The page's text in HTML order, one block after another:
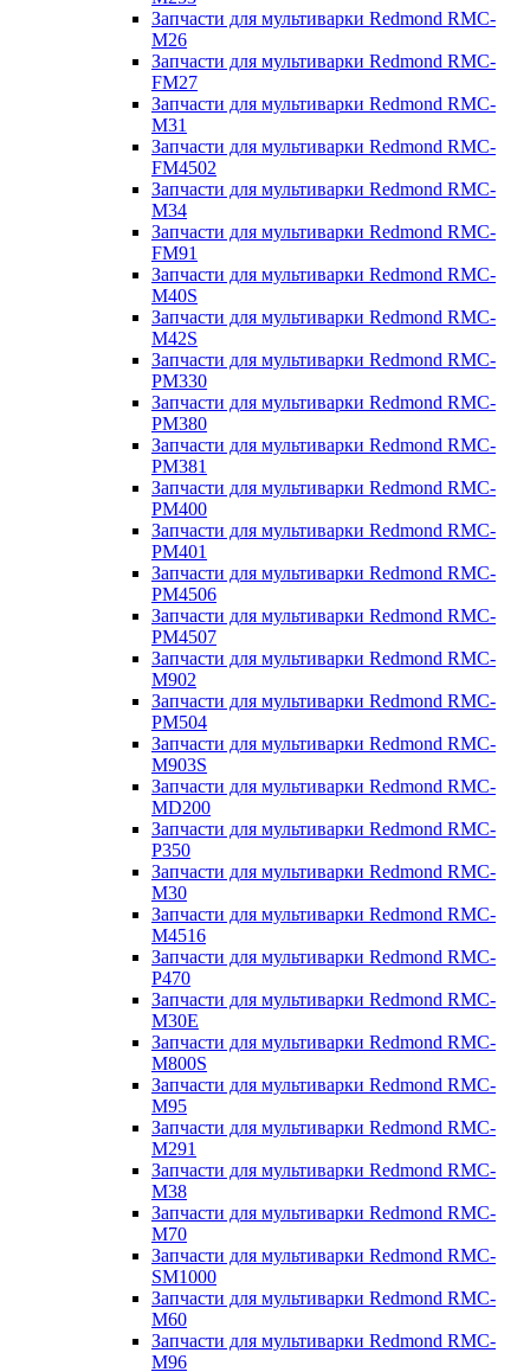
Запчасти для мультиварки Redmond RMC-
M26
Запчасти для мультиварки Redmond RMC-
FM27
Запчасти для мультиварки Redmond RMC-
M31
Запчасти для мультиварки Redmond RMC-
FM4502
Запчасти для мультиварки Redmond RMC-
M34
Запчасти для мультиварки Redmond RMC-
FM91
Запчасти для мультиварки Redmond RMC-
M40S
Запчасти для мультиварки Redmond RMC-
M42S
Запчасти для мультиварки Redmond RMC-
PM330
Запчасти для мультиварки Redmond RMC-
PM380
Запчасти для мультиварки Redmond RMC-
PM381
Запчасти для мультиварки Redmond RMC-
PM400
Запчасти для мультиварки Redmond RMC-
PM401
Запчасти для мультиварки Redmond RMC-
PM4506
Запчасти для мультиварки Redmond RMC-
PM4507
Запчасти для мультиварки Redmond RMC-
M902
Запчасти для мультиварки Redmond RMC-
PM504
Запчасти для мультиварки Redmond RMC-
M903S
Запчасти для мультиварки Redmond RMC-
MD200
Запчасти для мультиварки Redmond RMC-
P350
Запчасти для мультиварки Redmond RMC-
M30
Запчасти для мультиварки Redmond RMC-
M4516
Запчасти для мультиварки Redmond RMC-
P470
Запчасти для мультиварки Redmond RMC-
M30E
Запчасти для мультиварки Redmond RMC-
M800S
Запчасти для мультиварки Redmond RMC-
M95
Запчасти для мультиварки Redmond RMC-
M291
Запчасти для мультиварки Redmond RMC-
M38
Запчасти для мультиварки Redmond RMC-
M70
Запчасти для мультиварки Redmond RMC-
SM1000
Запчасти для мультиварки Redmond RMC-
M60
Запчасти для мультиварки Redmond RMC-
M96